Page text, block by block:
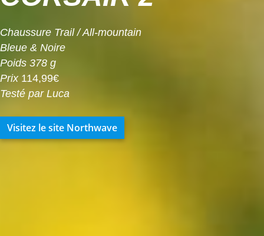
Chaussure Trail / All-mountain
Bleue & Noire
Poids 378 g
Prix 114,99€
Testé par Luca
Visitez le site Northwave